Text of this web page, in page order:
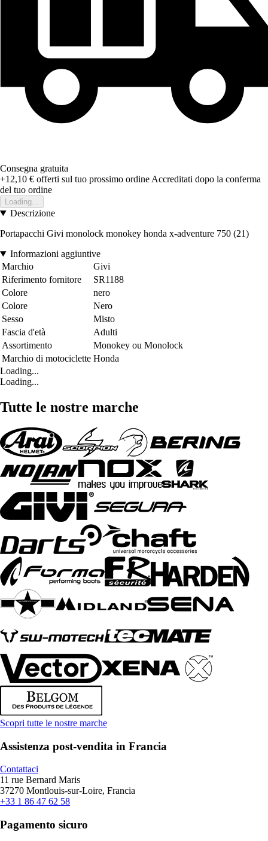
Consegna gratuita
+12,10 € offerti sul tuo prossimo ordine Accreditati dopo la conferma
del tuo ordine
Loading...
Descrizione
Portapacchi Givi monolock monokey honda x-adventure 750 (21)
Informazioni aggiuntive
Marchio
Givi
Riferimento fornitore
SR1188
Colore
nero
Colore
Nero
Sesso
Misto
Fascia d'età
Adulti
Assortimento
Monokey ou Monolock
Marchio di motociclette Honda
Loading...
Loading...
Tutte le nostre marche
Scopri tutte le nostre marche
Assistenza post-vendita in Francia
Contattaci
11 rue Bernard Maris
37270 Montlouis-sur-Loire, Francia
+33 1 86 47 62 58
Pagamento sicuro